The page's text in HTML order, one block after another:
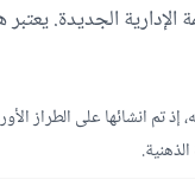
الجديدة.
تم انشائها على الطراز